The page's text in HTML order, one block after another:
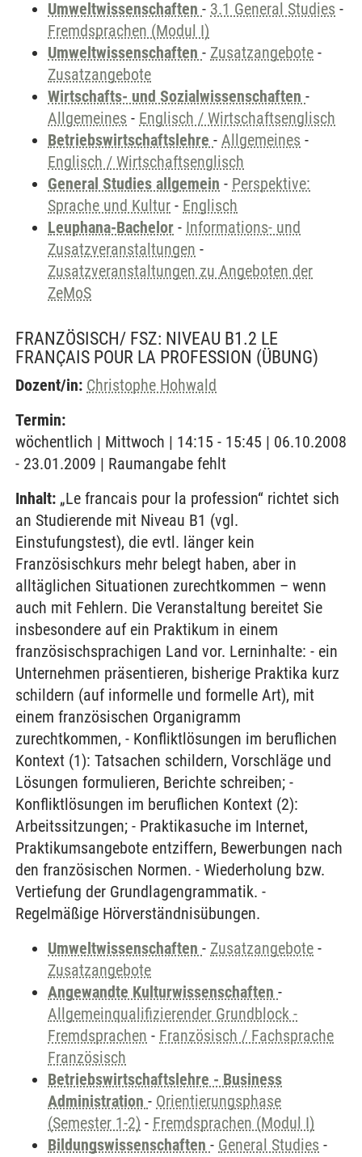
Umweltwissenschaften - 3.1 General Studies -
Fremdsprachen (Modul I)
Umweltwissenschaften - Zusatzangebote -
Zusatzangebote
Wirtschafts- und Sozialwissenschaften -
Allgemeines - Englisch / Wirtschaftsenglisch
Betriebswirtschaftslehre - Allgemeines -
Englisch / Wirtschaftsenglisch
General Studies allgemein - Perspektive:
Sprache und Kultur - Englisch
Leuphana-Bachelor - Informations- und
Zusatzveranstaltungen -
Zusatzveranstaltungen zu Angeboten der
ZeMoS
FRANZÖSISCH/ FSZ: NIVEAU B1.2 LE
FRANÇAIS POUR LA PROFESSION (ÜBUNG)
Dozent/in: Christophe Hohwald
Termin:
wöchentlich | Mittwoch | 14:15 - 15:45 | 06.10.2008
- 23.01.2009 | Raumangabe fehlt
Inhalt: „Le francais pour la profession“ richtet sich
an Studierende mit Niveau B1 (vgl.
Einstufungstest), die evtl. länger kein
Französischkurs mehr belegt haben, aber in
alltäglichen Situationen zurechtkommen – wenn
auch mit Fehlern. Die Veranstaltung bereitet Sie
insbesondere auf ein Praktikum in einem
französischsprachigen Land vor. Lerninhalte: - ein
Unternehmen präsentieren, bisherige Praktika kurz
schildern (auf informelle und formelle Art), mit
einem französischen Organigramm
zurechtkommen, - Konfliktlösungen im beruflichen
Kontext (1): Tatsachen schildern, Vorschläge und
Lösungen formulieren, Berichte schreiben; -
Konfliktlösungen im beruflichen Kontext (2):
Arbeitssitzungen; - Praktikasuche im Internet,
Praktikumsangebote entziffern, Bewerbungen nach
den französischen Normen. - Wiederholung bzw.
Vertiefung der Grundlagengrammatik. -
Regelmäßige Hörverständnisübungen.
Umweltwissenschaften - Zusatzangebote -
Zusatzangebote
Angewandte Kulturwissenschaften -
Allgemeinqualifizierender Grundblock -
Fremdsprachen - Französisch / Fachsprache
Französisch
Betriebswirtschaftslehre - Business
Administration - Orientierungsphase
(Semester 1-2) - Fremdsprachen (Modul I)
Bildungswissenschaften - General Studies -